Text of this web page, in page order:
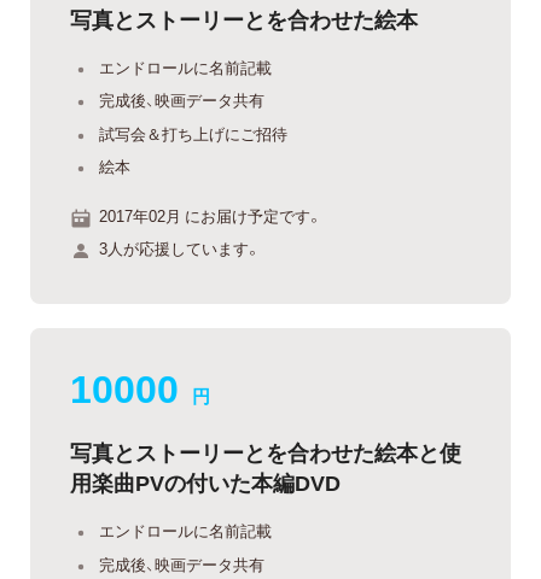
写真とストーリーとを合わせた絵本
エンドロールに名前記載
完成後、映画データ共有
試写会＆打ち上げにご招待
絵本
2017年02月 にお届け予定です。
3人が応援しています。
10000 円
写真とストーリーとを合わせた絵本と使
用楽曲PVの付いた本編DVD
エンドロールに名前記載
完成後、映画データ共有